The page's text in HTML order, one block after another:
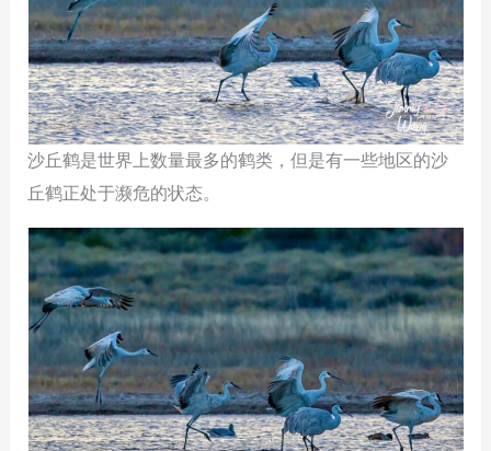
沙丘鹤是世界上数量最多的鹤类，但是有一些地区的沙
丘鹤正处于濒危的状态。